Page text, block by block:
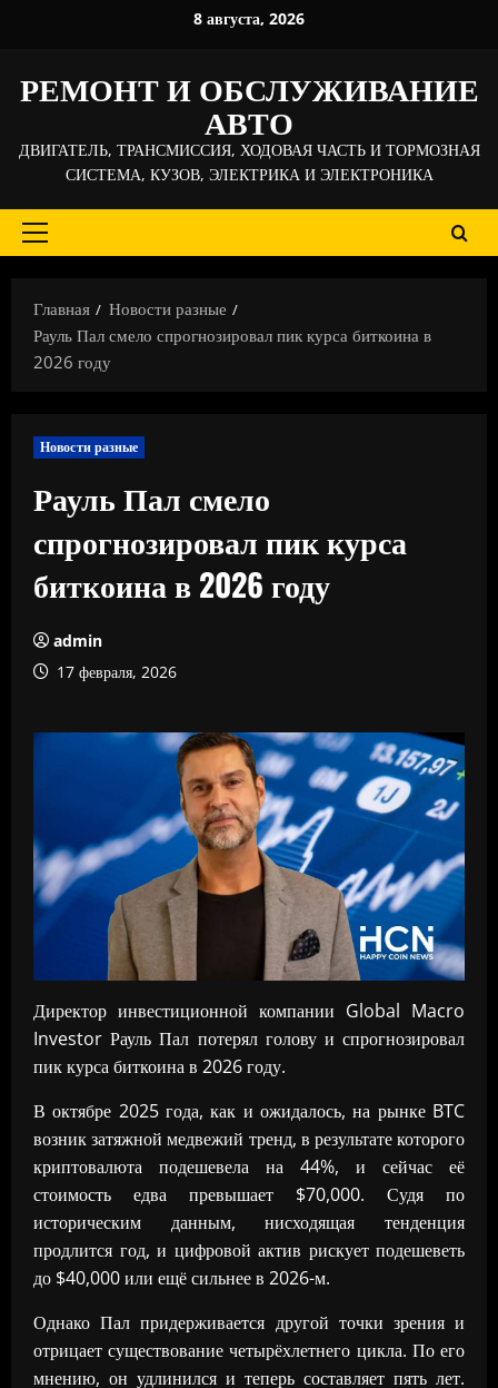
8 августа, 2026
РЕМОНТ И ОБСЛУЖИВАНИЕ
АВТО
ДВИГАТЕЛЬ, ТРАНСМИССИЯ, ХОДОВАЯ ЧАСТЬ И ТОРМОЗНАЯ
СИСТЕМА, КУЗОВ, ЭЛЕКТРИКА И ЭЛЕКТРОНИКА
Основное
Главная
Новости разные
Рауль Пал смело спрогнозировал пик курса биткоина в
2026 году
Новости разные
Рауль Пал смело
спрогнозировал пик курса
биткоина в 2026 году
admin
17 февраля, 2026
Директор инвестиционной компании Global Macro
Investor Рауль Пал потерял голову и спрогнозировал
пик курса биткоина в 2026 году.
В октябре 2025 года, как и ожидалось, на рынке BTC
возник затяжной медвежий тренд, в результате которого
криптовалюта подешевела на 44%, и сейчас её
стоимость едва превышает $70,000. Судя по
историческим данным, нисходящая тенденция
продлится год, и цифровой актив рискует подешеветь
до $40,000 или ещё сильнее в 2026-м.
Однако Пал придерживается другой точки зрения и
отрицает существование четырёхлетнего цикла. По его
мнению, он удлинился и теперь составляет пять лет.